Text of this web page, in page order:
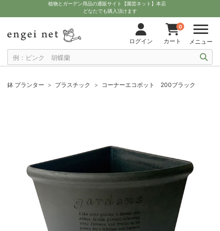
植物とガーデン用品の通販サイト【園芸ネット】本店
どなたでも購入頂けます
ログイン
0
カート メニュー
鉢 プランター プラスチック コーナーエコポット 200ブラック